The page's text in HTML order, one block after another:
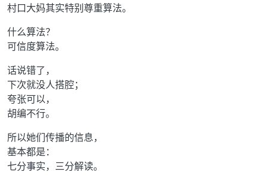
村口大妈其实特别尊重算法。
什么算法？
可信度算法。
话说错了，
下次就没人搭腔；
夸张可以，
胡编不行。
所以她们传播的信息，
基本都是：
七分事实，三分解读。